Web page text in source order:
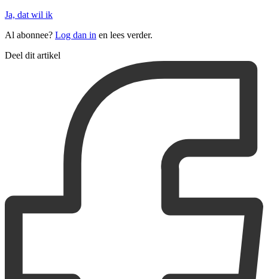
Ja, dat wil ik
Al abonnee? Log dan in en lees verder.
Deel dit artikel